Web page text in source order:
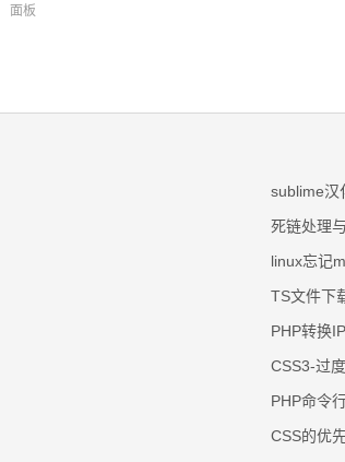
面板
sublime汉
死链处理
linux忘记
TS文件下
PHP转换
CSS3-过
PHP命令
CSS的优